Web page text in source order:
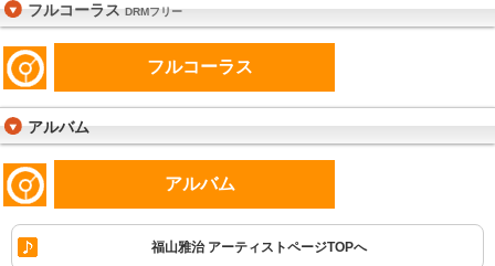
フルコーラスDRMフリー
フルコーラス
アルバム
アルバム
福山雅治 アーティストページTOPへ